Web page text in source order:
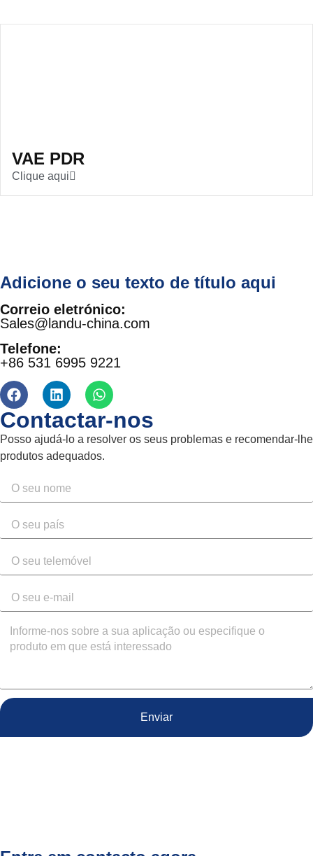
VAE PDR
Clique aqui
Adicione o seu texto de título aqui
Correio eletrónico:
Sales@landu-china.com
Telefone:
+86 531 6995 9221
Contactar-nos
Posso ajudá-lo a resolver os seus problemas e recomendar-lhe
produtos adequados.
Enviar